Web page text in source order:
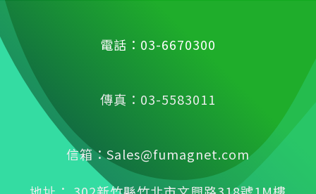
電話：03-6670300
傳真：03-5583011
信箱：Sales@fumagnet.com